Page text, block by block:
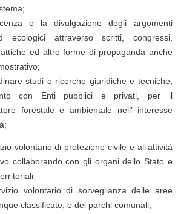
e la divulgazione degli argomenti
ecologici attraverso scritti, congressi,
ed altre forme di propaganda anche
studi e ricerche giuridiche e tecniche,
con Enti pubblici e privati, per il
forestale e ambientale nell’ interesse
volontario di protezione civile e all’attività
collaborando con gli organi dello Stato e
volontario di sorveglianza delle aree
classificate, e dei parchi comunali;